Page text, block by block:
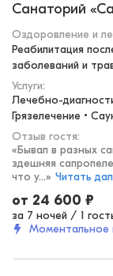
Санаторий
Оздоровление и
Реабилитация
заболеваний и
Услуги:
Лечебно-
Грязелечение •
Отзыв гостя:
«Бывал в разных
здешняя
что у...» Читать
от 24 600 ₽
за 7 ночей / 1
Моментальное